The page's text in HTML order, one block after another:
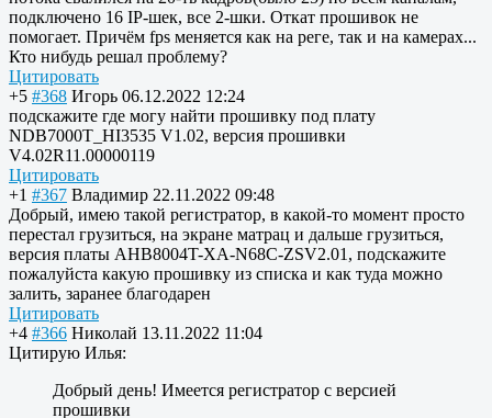
подключено 16 IP-шек, все 2-шки. Откат прошивок не
помогает. Причём fps меняется как на реге, так и на камерах...
Кто нибудь решал проблему?
Цитировать
+5 #368 Игорь 06.12.2022 12:24
подскажите где могу найти прошивку под плату
NDB7000T_HI3535 V1.02, версия прошивки
V4.02R11.00000119
Цитировать
+1 #367 Владимир 22.11.2022 09:48
Добрый, имею такой регистратор, в какой-то момент просто
перестал грузиться, на экране матрац и дальше грузиться,
версия платы AHB8004T-XA-N68C-ZSV2.01, подскажите
пожалуйста какую прошивку из списка и как туда можно
залить, заранее благодарен
Цитировать
+4 #366 Николай 13.11.2022 11:04
Цитирую Илья:
Добрый день! Имеется регистратор с версией
прошивки